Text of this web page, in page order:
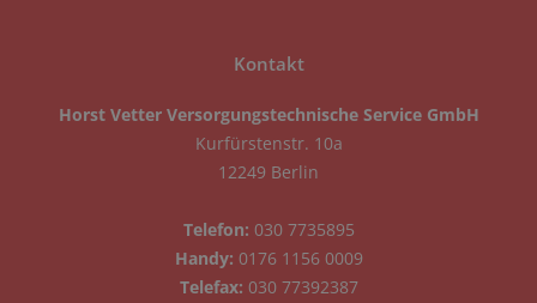
Kontakt
Horst Vetter Versorgungstechnische Service GmbH
Kurfürstenstr. 10a
12249 Berlin
Telefon: 030 7735895
Handy: 0176 1156 0009
Telefax: 030 77392387